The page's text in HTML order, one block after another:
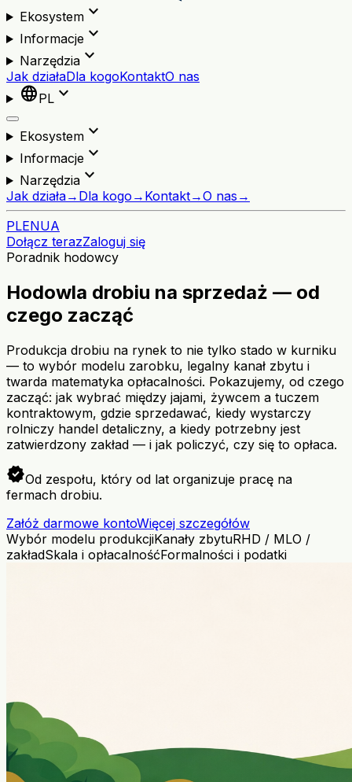
Ekosystemexpand_more
Informacjeexpand_more
Narzędziaexpand_more
Jak działaDla kogoKontaktO nas
languagePL expand_more
Ekosystemexpand_more
Informacjeexpand_more
Narzędziaexpand_more
Jak działa→ Dla kogo → Kontakt→O nas →
PLENUA
Dołącz terazZaloguj się
Poradnik hodowcy
Hodowla drobiu na sprzedaż — od
czego zacząć
Produkcja drobiu na rynek to nie tylko stado w kurniku
— to wybór modelu zarobku, legalny kanał zbytu i
twarda matematyka opłacalności. Pokazujemy, od czego
zacząć: jak wybrać między jajami, żywcem a tuczem
kontraktowym, gdzie sprzedawać, kiedy wystarczy
rolniczy handel detaliczny, a kiedy potrzebny jest
zatwierdzony zakład — i jak policzyć, czy się to opłaca.
verifiedOd zespołu, który od lat organizuje pracę na
fermach drobiu.
Załóż darmowe kontoWięcej szczegółów
Wybór modelu produkcjiKanały zbytuRHD / MLO /
zakładSkala i opłacalnośćFormalności i podatki